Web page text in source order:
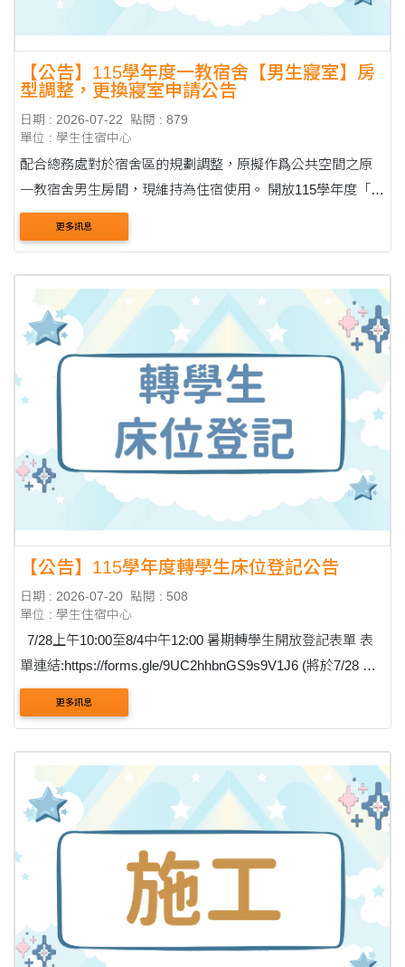
【公告】115學年度一教宿舍【男生寢室】房
型調整，更換寢室申請公告
日期 : 2026-07-22
點閱 : 879
單位 : 學生住宿中心
配合總務處對於宿舍區的規劃調整，原擬作爲公共空間之原
一教宿舍男生房間，現維持為住宿使用。 開放115學年度「已
取得床位」同學申請更換寢室，房型如下： ▪️單人房 3 間：
56207、60102、60202 ▪️雙人房 5 間：70102....
更多訊息
【公告】115學年度轉學生床位登記公告
日期 : 2026-07-20 點閱 : 508
單位 : 學生住宿中心
7/28上午10:00至8/4中午12:00 暑期轉學生開放登記表單 表
單連結:https://forms.gle/9UC2hhbnGS9s9V1J6 (將於7/28 上
午10:00開放填寫) ....
更多訊息